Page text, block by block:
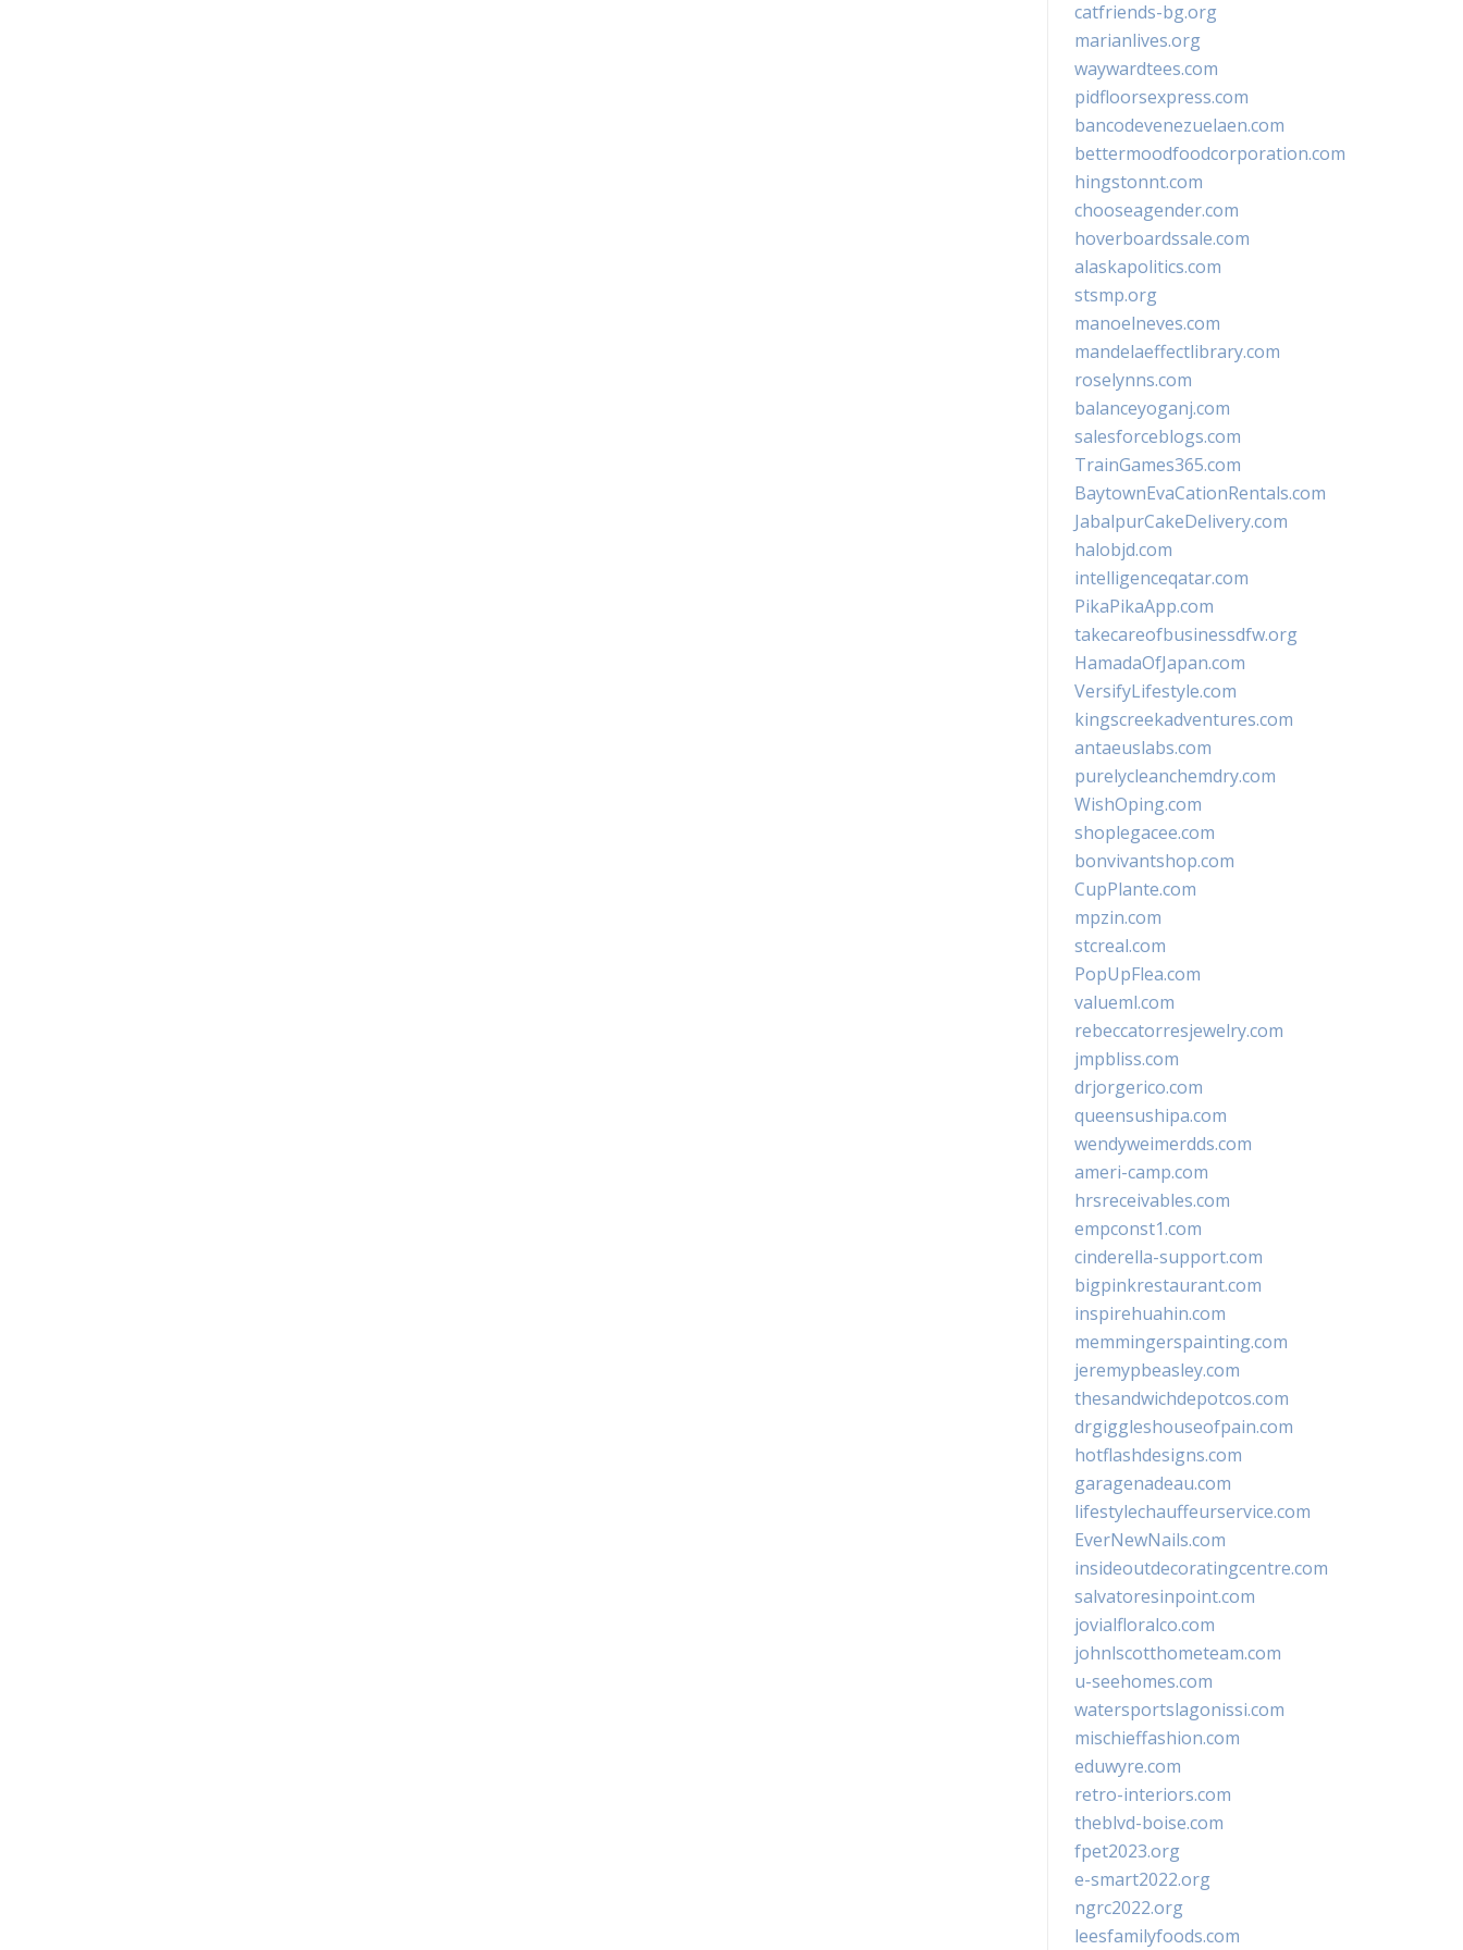
catfriends-bg.org
marianlives.org
waywardtees.com
pidfloorsexpress.com
bancodevenezuelaen.com
bettermoodfoodcorporation.com
hingstonnt.com
chooseagender.com
hoverboardssale.com
alaskapolitics.com
stsmp.org
manoelneves.com
mandelaeffectlibrary.com
roselynns.com
balanceyoganj.com
salesforceblogs.com
TrainGames365.com
BaytownEvaCationRentals.com
JabalpurCakeDelivery.com
halobjd.com
intelligenceqatar.com
PikaPikaApp.com
takecareofbusinessdfw.org
HamadaOfJapan.com
VersifyLifestyle.com
kingscreekadventures.com
antaeuslabs.com
purelycleanchemdry.com
WishOping.com
shoplegacee.com
bonvivantshop.com
CupPlante.com
mpzin.com
stcreal.com
PopUpFlea.com
valueml.com
rebeccatorresjewelry.com
jmpbliss.com
drjorgerico.com
queensushipa.com
wendyweimerdds.com
ameri-camp.com
hrsreceivables.com
empconst1.com
cinderella-support.com
bigpinkrestaurant.com
inspirehuahin.com
memmingerspainting.com
jeremypbeasley.com
thesandwichdepotcos.com
drgiggleshouseofpain.com
hotflashdesigns.com
garagenadeau.com
lifestylechauffeurservice.com
EverNewNails.com
insideoutdecoratingcentre.com
salvatoresinpoint.com
jovialfloralco.com
johnlscotthometeam.com
u-seehomes.com
watersportslagonissi.com
mischieffashion.com
eduwyre.com
retro-interiors.com
theblvd-boise.com
fpet2023.org
e-smart2022.org
ngrc2022.org
leesfamilyfoods.com